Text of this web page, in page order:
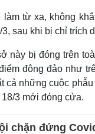
từ xa, không
sau khi bị chỉ trích
này bị đóng trên
đông đảo như
những cuộc
3 mới đóng cửa.
chặn đứng